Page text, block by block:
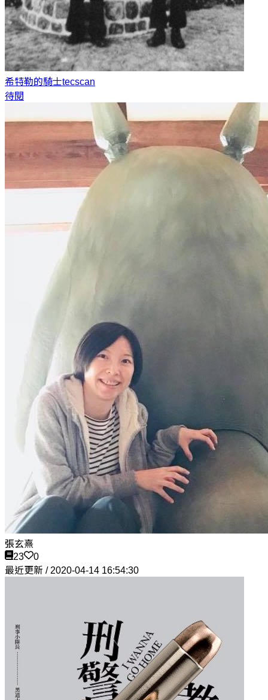
希特勒的騎士tecscan
待閱
張玄熹
23
0
最近更新 / 2020-04-14 16:54:30